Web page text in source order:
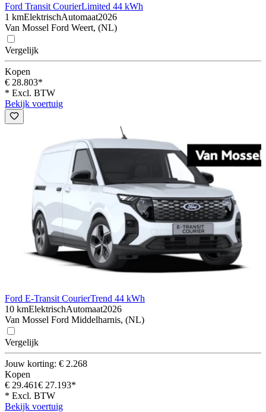
Ford Transit CourierLimited 44 kWh
1 kmElektrischAutomaat2026
Van Mossel Ford Weert, (NL)
Vergelijk
Kopen
€ 28.803*
* Excl. BTW
Bekijk voertuig
Ford E-Transit CourierTrend 44 kWh
10 kmElektrischAutomaat2026
Van Mossel Ford Middelharnis, (NL)
Vergelijk
Jouw korting: € 2.268
Kopen
€ 29.461€ 27.193*
* Excl. BTW
Bekijk voertuig